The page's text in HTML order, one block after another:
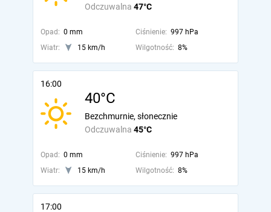
Odczuwalna 47°C
Opad: 0 mm Ciśnienie: 997 hPa
Wiatr:
15 km/h Wilgotność: 8%
16:00
40°C
Odczuwalna 45°C
Bezchmurnie, słonecznie
Opad: 0 mm Ciśnienie: 997 hPa
Wiatr:
15 km/h Wilgotność: 8%
17:00